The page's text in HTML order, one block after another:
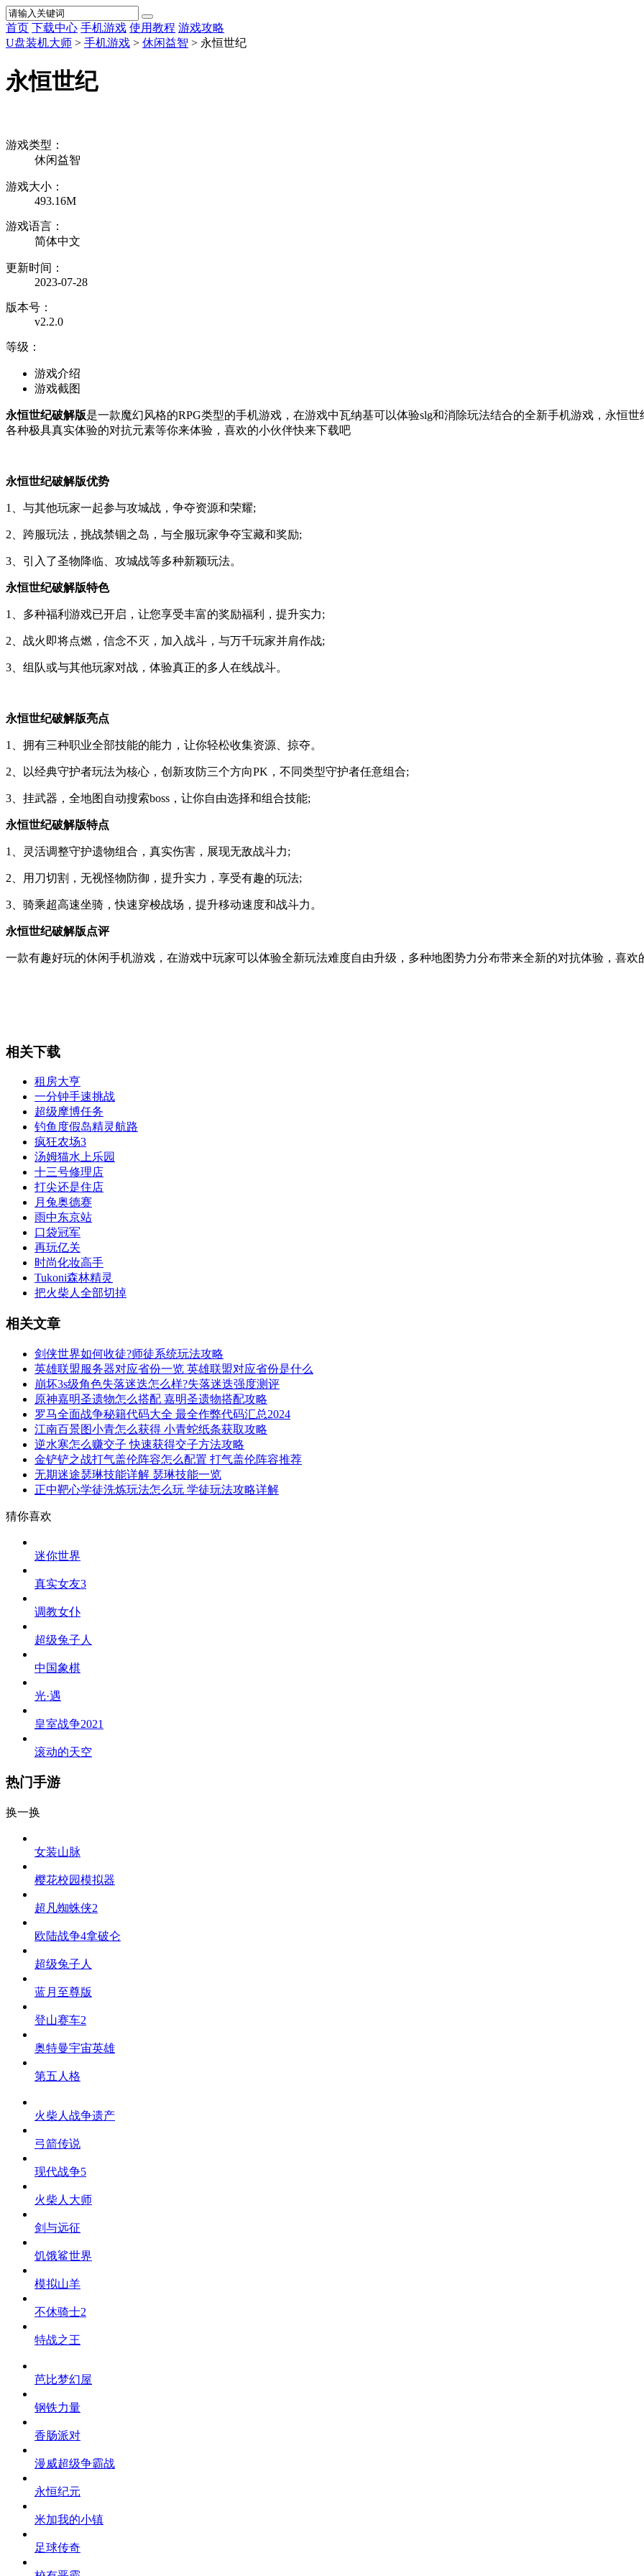
首页 下载中心 手机游戏 使用教程 游戏攻略
U盘装机大师 > 手机游戏 > 休闲益智 > 永恒世纪
永恒世纪
游戏类型：
休闲益智
游戏大小：
493.16M
游戏语言：
简体中文
更新时间：
2023-07-28
版本号：
v2.2.0
等级：
游戏介绍
游戏截图
永恒世纪破解版是一款魔幻风格的RPG类型的手机游戏，在游戏中瓦纳基可以体验slg和消除玩法结合的全新手机游戏，永恒
各种极具真实体验的对抗元素等你来体验，喜欢的小伙伴快来下载吧
永恒世纪破解版优势
1、与其他玩家一起参与攻城战，争夺资源和荣耀;
2、跨服玩法，挑战禁锢之岛，与全服玩家争夺宝藏和奖励;
3、引入了圣物降临、攻城战等多种新颖玩法。
永恒世纪破解版特色
1、多种福利游戏已开启，让您享受丰富的奖励福利，提升实力;
2、战火即将点燃，信念不灭，加入战斗，与万千玩家并肩作战;
3、组队或与其他玩家对战，体验真正的多人在线战斗。
永恒世纪破解版亮点
1、拥有三种职业全部技能的能力，让你轻松收集资源、掠夺。
2、以经典守护者玩法为核心，创新攻防三个方向PK，不同类型守护者任意组合;
3、挂武器，全地图自动搜索boss，让你自由选择和组合技能;
永恒世纪破解版特点
1、灵活调整守护遗物组合，真实伤害，展现无敌战斗力;
2、用刀切割，无视怪物防御，提升实力，享受有趣的玩法;
3、骑乘超高速坐骑，快速穿梭战场，提升移动速度和战斗力。
永恒世纪破解版点评
一款有趣好玩的休闲手机游戏，在游戏中玩家可以体验全新玩法难度自由升级，多种地图势力分布带来全新的对抗体验，喜欢
相关下载
租房大亨
一分钟手速挑战
超级摩博任务
钓鱼度假岛精灵航路
疯狂农场3
汤姆猫水上乐园
十三号修理店
打尖还是住店
月兔奥德赛
雨中东京站
口袋冠军
再玩亿关
时尚化妆高手
Tukoni森林精灵
把火柴人全部切掉
相关文章
剑侠世界如何收徒?师徒系统玩法攻略
英雄联盟服务器对应省份一览 英雄联盟对应省份是什么
崩坏3s级角色失落迷迭怎么样?失落迷迭强度测评
原神嘉明圣遗物怎么搭配 嘉明圣遗物搭配攻略
罗马全面战争秘籍代码大全 最全作弊代码汇总2024
江南百景图小青怎么获得 小青蛇纸条获取攻略
逆水寒怎么赚交子 快速获得交子方法攻略
金铲铲之战打气盖伦阵容怎么配置 打气盖伦阵容推荐
无期迷途瑟琳技能详解 瑟琳技能一览
正中靶心学徒洗炼玩法怎么玩 学徒玩法攻略详解
猜你喜欢
迷你世界
真实女友3
调教女仆
超级兔子人
中国象棋
光·遇
皇室战争2021
滚动的天空
热门手游
换一换
女装山脉
樱花校园模拟器
超凡蜘蛛侠2
欧陆战争4拿破仑
超级兔子人
蓝月至尊版
登山赛车2
奥特曼宇宙英雄
第五人格
火柴人战争遗产
弓箭传说
现代战争5
火柴人大师
剑与远征
饥饿鲨世界
模拟山羊
不休骑士2
特战之王
芭比梦幻屋
钢铁力量
香肠派对
漫威超级争霸战
永恒纪元
米加我的小镇
足球传奇